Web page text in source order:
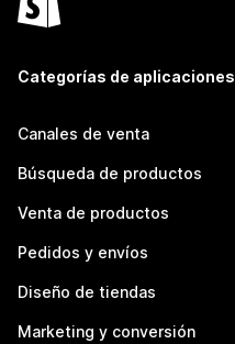
Categorías de aplicaciones
Canales de venta
Búsqueda de productos
Venta de productos
Pedidos y envíos
Diseño de tiendas
Marketing y conversión